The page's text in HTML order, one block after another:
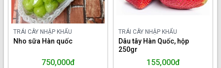
TRÁI CÂY NHẬP KHẨU
Nho sữa Hàn quốc
750,000đ
TRÁI CÂY NHẬP KHẨU
Dâu tây Hàn Quốc, hộp
250gr
155,000đ